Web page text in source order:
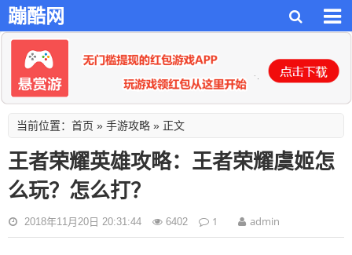
蹦酷网
当前位置： 首页 » 手游攻略 » 正文
王者荣耀英雄攻略：王者荣耀虞姬怎
么玩？怎么打？
2018年11月20日 20:31:44 6402 1 admin